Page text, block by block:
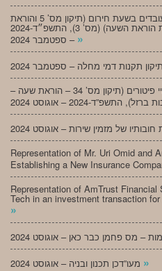
מעו”דכן יחסי עבודה – צו הגנה על עובדים בשעת חירום (תיקון מס’ 5 והוראת
שעה – חרבות ברזל) (הארכת תקופת הוראת השעה) (מס’ 3), התשפ״ד-2024
– ספטמבר 2024 »
מעו”דכן יחסי עבודה – חוק פיצויי פיטורים (תיקון מס’ 34 – הוראת שעה –
Representation of Mr. Uri Omid and
Establishing a New Insurance
Representation of AmTrust
Tech in an investment transaction
»
»